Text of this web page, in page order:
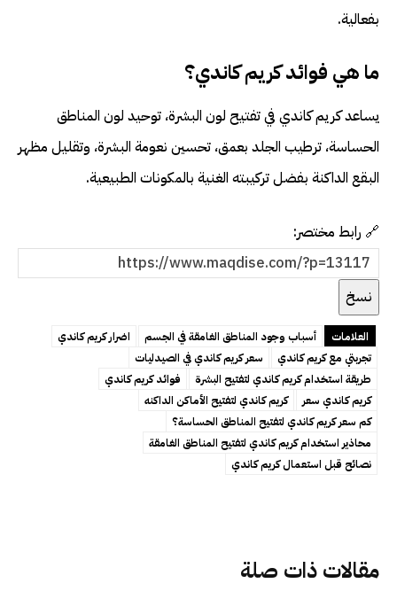
مقالات ذات صلة
بفعالية.
ما هي فوائد كريم كاندي؟
يساعد كريم كاندي في تفتيح لون البشرة، توحيد لون المناطق
الحساسة، ترطيب الجلد بعمق، تحسين نعومة البشرة، وتقليل مظهر
البقع الداكنة بفضل تركيبته الغنية بالمكونات الطبيعية.
🔗 رابط مختصر:
نسخ
العلامات أسباب وجود المناطق الغامقة في الجسم
اضرار كريم كاندي
تجربتي مع كريم كاندي
سعر كريم كاندي في الصيدليات
طريقة استخدام كريم كاندي لتفتيح البشرة
فوائد كريم كاندي
كريم كاندي سعر
كريم كاندي لتفتيح الأماكن الداكنه
كم سعر كريم كاندي لتفتيح المناطق الحساسة؟
محاذير استخدام كريم كاندي لتفتيح المناطق الغامقة
نصائح قبل استعمال كريم كاندي